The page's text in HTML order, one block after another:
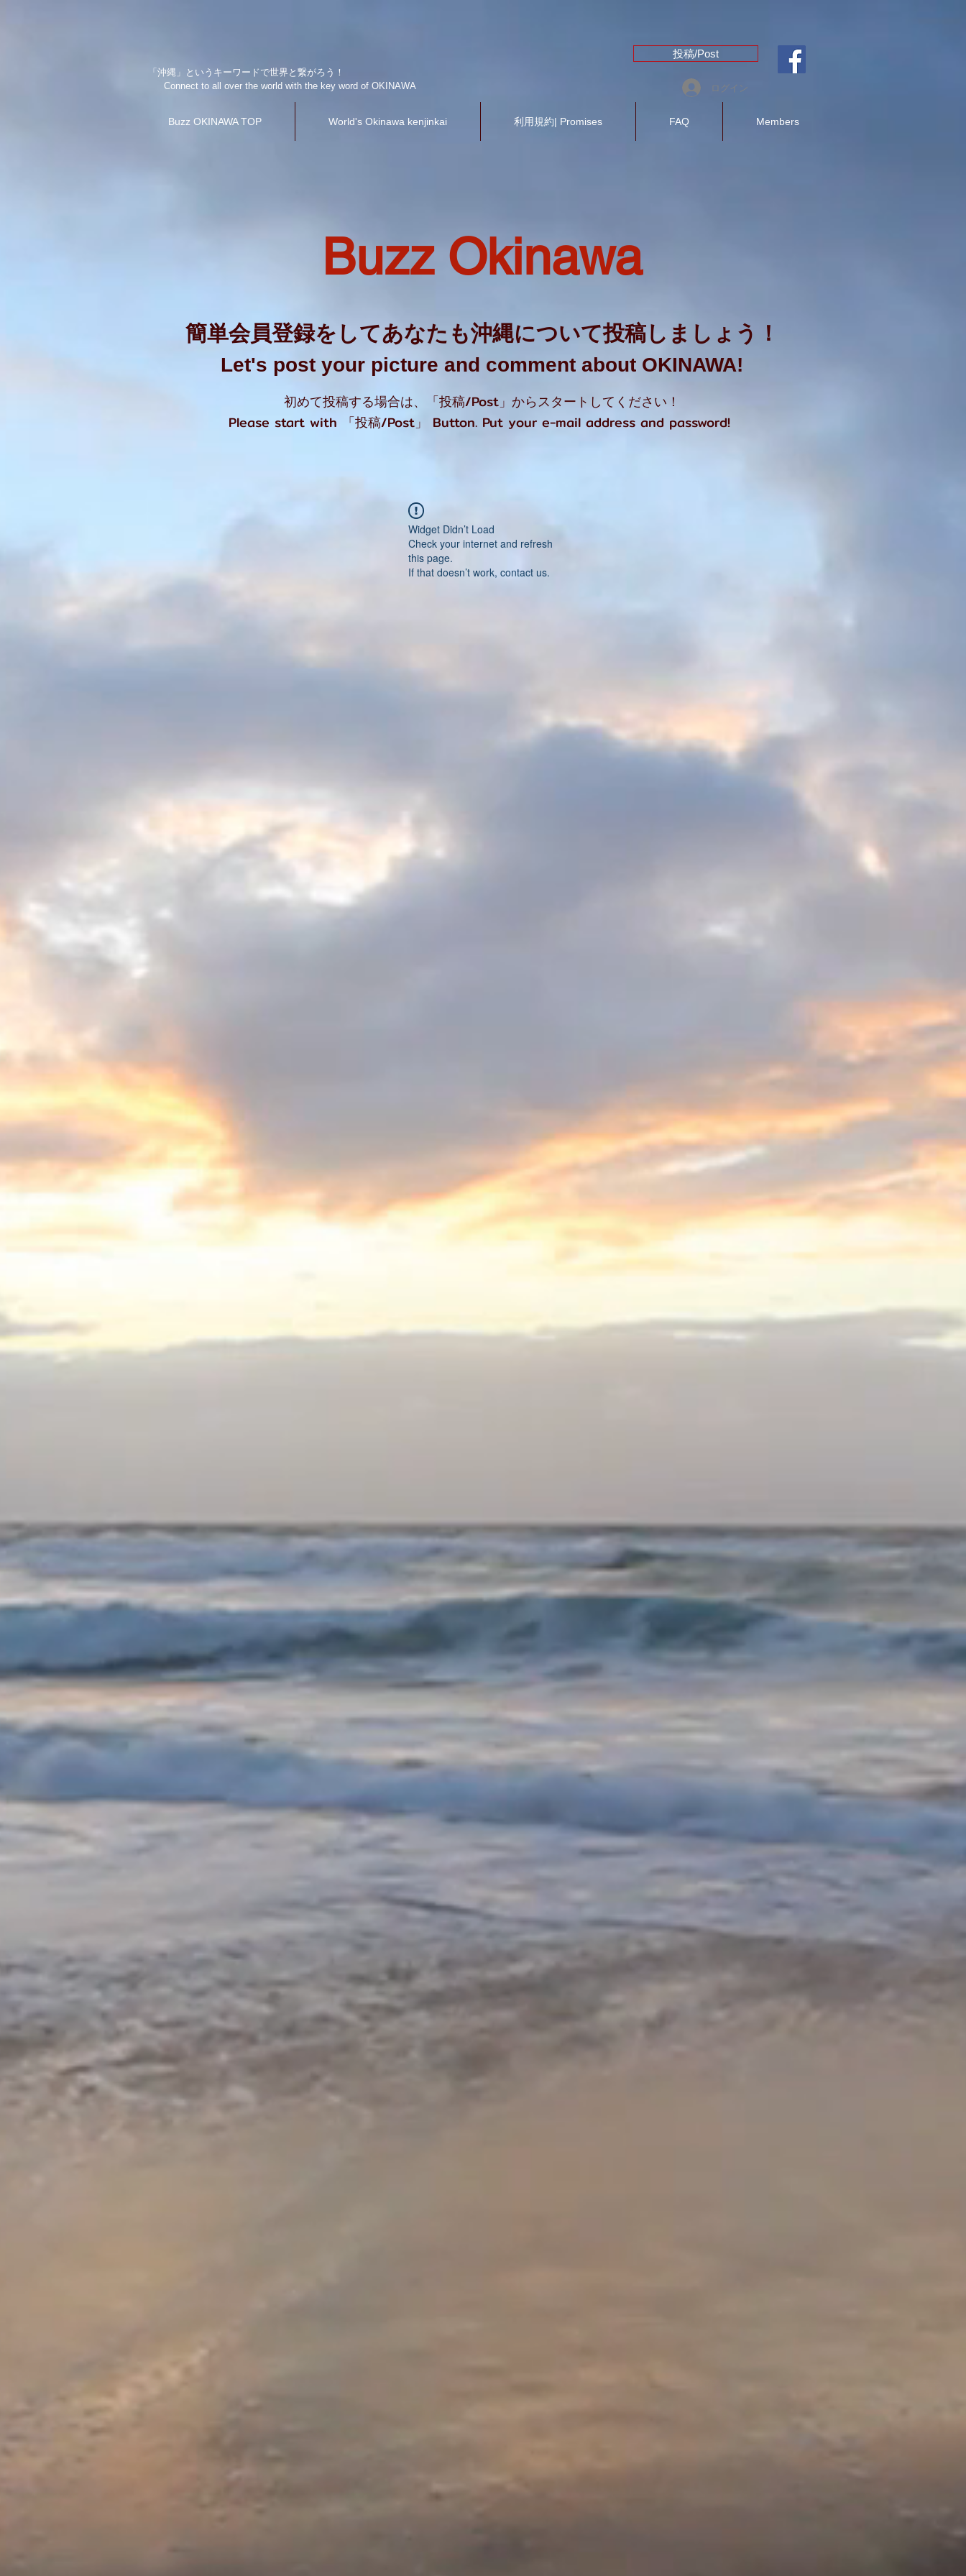
「沖縄」というキーワードで世界と繋がろう！
Connect to all over the world with the key word of OKINAWA
投稿/Post
ログイン
Buzz OKINAWA TOP World's Okinawa kenjinkai 利用規約| Promises FAQ Members
Buzz Okinawa
簡単会員登録をしてあなたも沖縄について投稿しましょう！
Let's post your picture and comment about OKINAWA!
初めて投稿する場合は、「投稿/Post」からスタートしてください！
Please start with 「投稿/Post」 Button. Put your e-mail address and password!
Widget Didn’t Load
Check your internet and refresh
this page.
If that doesn’t work, contact us.